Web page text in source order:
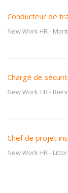
Conducteur de
New Work HR-
Chargé de
New Work HR-
Chef de projet
New Work HR-